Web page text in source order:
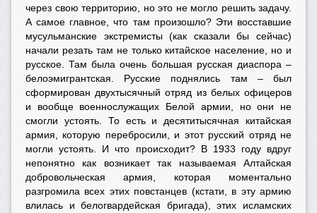
через свою территорию, но это не могло решить задачу.
А самое главное, что там произошло? Эти восставшие
мусульманские экстремисты (как сказали бы сейчас)
начали резать там не только китайское население, но и
русское. Там была очень большая русская диаспора –
белоэмигрантская. Русские поднялись там – был
сформирован двухтысячный отряд из белых офицеров
и вообще военнослужащих Белой армии, но они не
смогли устоять. То есть и десятитысячная китайская
армия, которую перебросили, и этот русский отряд не
могли устоять. И что происходит? В 1933 году вдруг
непонятно как возникает так называемая Алтайская
добровольческая армия, которая моментально
разгромила всех этих повстанцев (кстати, в эту армию
влилась и белогвардейская бригада), этих исламских